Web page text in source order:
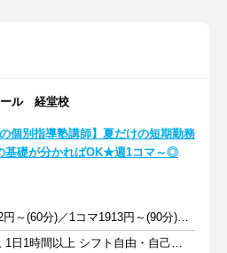
ル 経堂校
の個別指導塾講師】夏だけの短期勤務
基礎が分かればOK★週1コマ～◎
1コマ1332円～(60分)／1コマ1913円～(90分) ※準備報告手当込み
週1日以上 1日1時間以上 シフト自由・自己申告